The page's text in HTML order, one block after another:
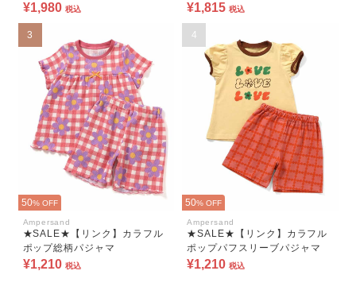
¥1,980 税込 ¥1,815 税込
3
50% OFF
Ampersand
★SALE★【リンク】カラフル
ポップ総柄パジャマ
¥1,210 税込
4
50% OFF
Ampersand
★SALE★【リンク】カラフル
ポップパフスリーブパジャマ
¥1,210 税込